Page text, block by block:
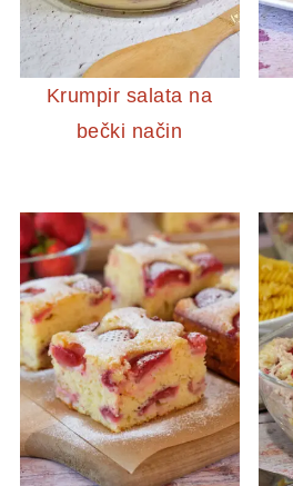
Krumpir salata na
bečki način